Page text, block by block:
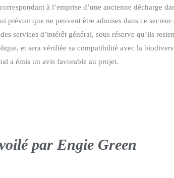
à l’emprise d’une ancienne décharge
prévoit que ne peuvent être admises dans ce
services d’intérêt général, sous réserve qu’ils
et sera vérifiée sa compatibilité avec la
a émis un avis favorable au projet.
par Engie Green